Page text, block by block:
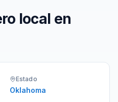
local en
Estado
Oklahoma